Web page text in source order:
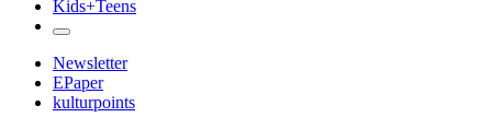
Kids+Teens
Newsletter
EPaper
kulturpoints